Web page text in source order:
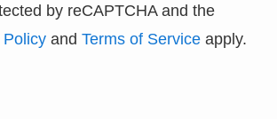
by reCAPTCHA and the
and Terms of Serviceapply.